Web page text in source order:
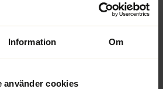
Information Om
använder cookies
och rekonstruktörer
kan leda till ökad